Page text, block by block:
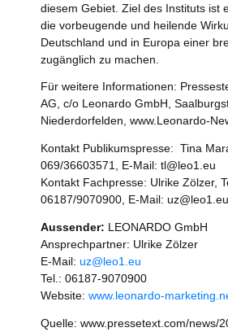
diesem Gebiet. Ziel des Instituts ist
die vorbeugende und heilende
Deutschland und in Europa einer
zugänglich zu machen.
Für weitere Informationen:
AG, c/o Leonardo GmbH,
Niederdorfelden, www.Leonardo-
Kontakt Publikumspresse: Tina
069/36603571, E-Mail: tl@leo1.eu
Kontakt Fachpresse: Ulrike Zölzer,
06187/9070900, E-Mail: uz@leo1.eu
Aussender: LEONARDO GmbH
Ansprechpartner: Ulrike Zölzer
E-Mail: uz@leo1.eu
Tel.: 06187-9070900
Website: www.leonardo-
Quelle: www.pressetext.com/news/